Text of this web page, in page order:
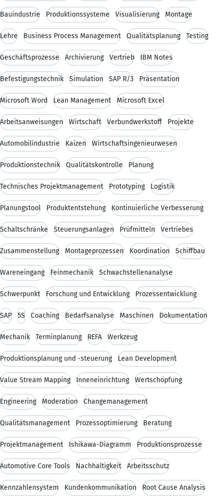
Bauindustrie Produktionssysteme Visualisierung Montage
Lehre Business Process Management Qualitätsplanung Testing
Geschäftsprozesse Archivierung Vertrieb IBM Notes
Befestigungstechnik Simulation SAP R/3 Präsentation
Microsoft Word Lean Management Microsoft Excel
Arbeitsanweisungen Wirtschaft Verbundwerkstoff Projekte
Automobilindustrie Kaizen Wirtschaftsingenieurwesen
Produktionstechnik Qualitätskontrolle Planung
Technisches Projektmanagement Prototyping Logistik
Planungstool Produktentstehung Kontinuierliche Verbesserung
Schaltschränke Steuerungsanlagen Prüfmitteln Vertriebes
Zusammenstellung Montageprozessen Koordination Schiffbau
Wareneingang Feinmechanik Schwachstellenanalyse
Schwerpunkt Forschung und Entwicklung Prozessentwicklung
SAP 5S Coaching Bedarfsanalyse Maschinen Dokumentation
Mechanik Terminplanung REFA Werkzeug
Produktionsplanung und -steuerung Lean Development
Value Stream Mapping Inneneinrichtung Wertschöpfung
Engineering Moderation Changemanagement
Qualitätsmanagement Prozessoptimierung Beratung
Projektmanagement Ishikawa-Diagramm Produktionsprozesse
Automotive Core Tools Nachhaltigkeit Arbeitsschutz
Kennzahlensystem Kundenkommunikation Root Cause Analysis